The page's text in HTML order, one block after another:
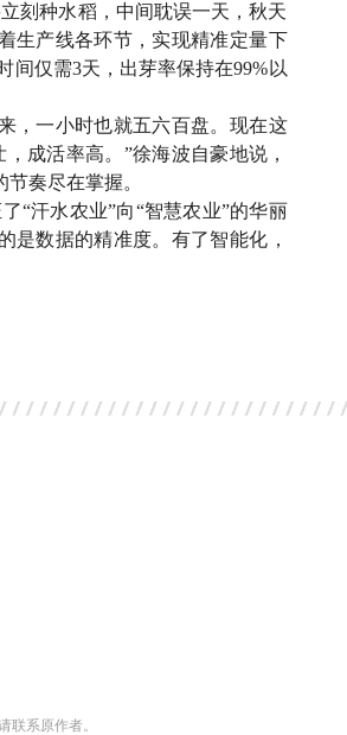
刻种水稻，中间耽误一天，秋天
生产线各环节，实现精准定量下
间仅需3天，出芽率保持在99%以
，一小时也就五六百盘。现在这
成活率高。”徐海波自豪地说，
奏尽在掌握。
“汗水农业”向“智慧农业”的华丽
是数据的精准度。有了智能化，
联系原作者。